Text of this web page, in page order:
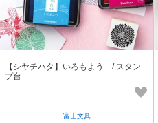
【シヤチハタ】いろもよう / スタン
プ台
富士文具